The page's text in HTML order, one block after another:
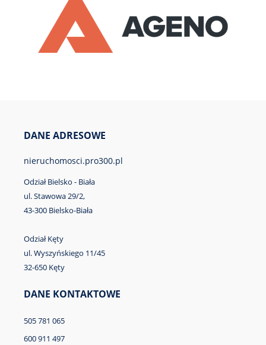
DANE ADRESOWE
nieruchomosci.pro300.pl
Odział Bielsko - Biała
ul. Stawowa 29/2,
43-300 Bielsko-Biała
Odział Kęty
ul. Wyszyńskiego 11/45
32-650 Kęty
DANE KONTAKTOWE
505 781 065
600 911 497